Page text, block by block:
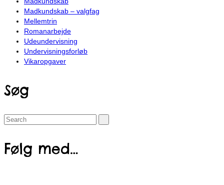
Madkundskab – valgfag
Mellemtrin
Romanarbejde
Udeundervisning
Undervisningsforløb
Vikaropgaver
Søg
Search
Følg med…